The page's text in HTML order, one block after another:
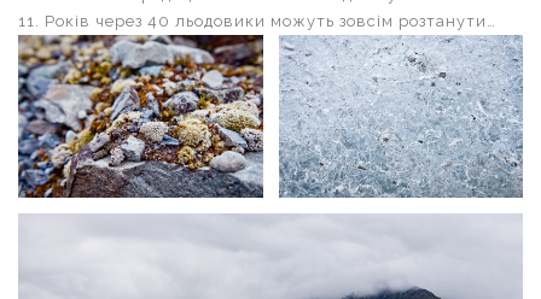
11. Років через 40 льодовики можуть зовсім розтанути…